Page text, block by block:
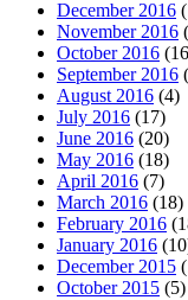
December 2016
November 2016
October 2016
September 2016
August 2016 (4)
July 2016 (17)
June 2016 (20)
May 2016 (18)
April 2016 (7)
March 2016 (18)
February 2016
January 2016
December 2015
October 2015 (5)